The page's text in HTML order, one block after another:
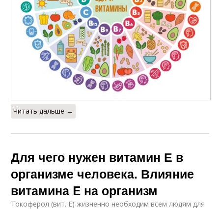
Читать дальше →
Для чего нужен витамин Е в
организме человека. Влияние
витамина E на организм
Токоферол (вит. Е) жизненно необходим всем людям для